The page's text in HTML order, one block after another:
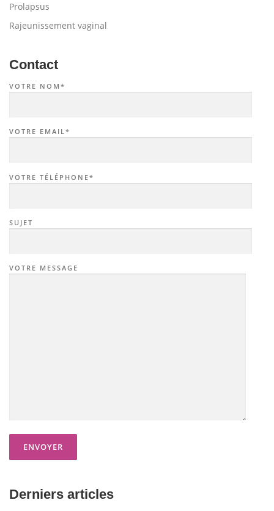
Prolapsus
Rajeunissement vaginal
Contact
VOTRE NOM*
VOTRE EMAIL*
VOTRE TÉLÉPHONE*
SUJET
VOTRE MESSAGE
Derniers articles